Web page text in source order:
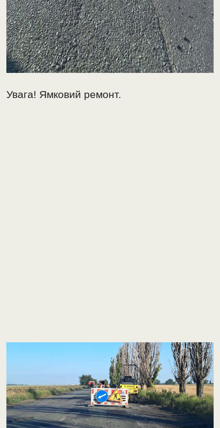
Увага! Ямковий ремонт.